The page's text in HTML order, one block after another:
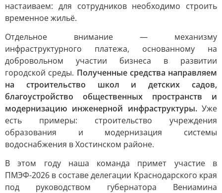
настаиваем: для сотрудников необходимо строить
временное жильё.
Отдельное внимание — механизму
инфраструктурного платежа, основанному на
добровольном участии бизнеса в развитии
городской среды. Полученные средства направляем
на строительство школ и детских садов,
благоустройство общественных пространств и
модернизацию инженерной инфраструктуры. Уже
есть примеры: строительство учреждения
образования и модернизация системы
водоснабжения в Хостинском районе.
В этом году наша команда примет участие в
ПМЭФ-2026 в составе делегации Краснодарского края
под руководством губернатора Вениамина